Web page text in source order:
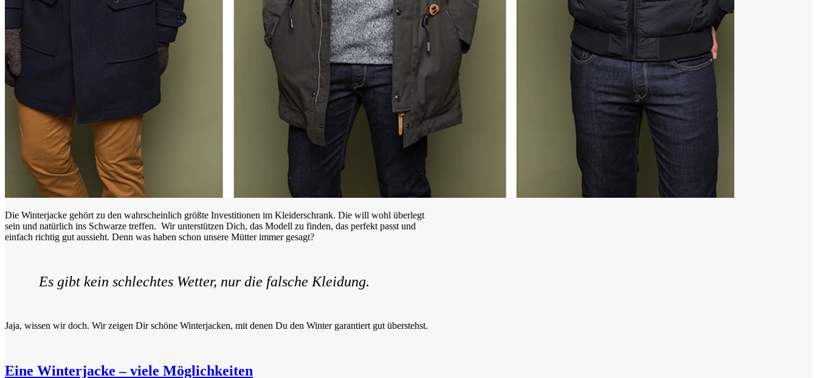
Die Winterjacke gehört zu den wahrscheinlich größte Investitionen im Kleiderschrank. Die will wohl überlegt
sein und natürlich ins Schwarze treffen. Wir unterstützen Dich, das Modell zu finden, das perfekt passt und
einfach richtig gut aussieht. Denn was haben schon unsere Mütter immer gesagt?
Es gibt kein schlechtes Wetter, nur die falsche Kleidung.
Jaja, wissen wir doch. Wir zeigen Dir schöne Winterjacken, mit denen Du den Winter garantiert gut überstehst.
Eine Winterjacke – viele Möglichkeiten